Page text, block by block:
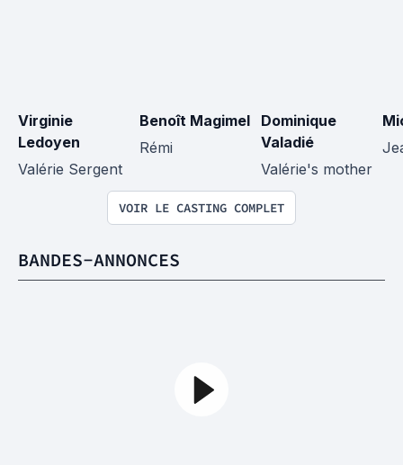
Virginie
Ledoyen
Valérie Sergent
Benoît Magimel
Rémi
Dominique
Valadié
Valérie's mother
VOIR LE CASTING COMPLET
BANDES-ANNONCES